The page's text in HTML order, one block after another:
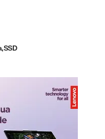
SSD